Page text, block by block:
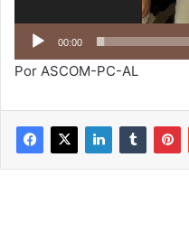
00:00
Por ASCOM-PC-AL